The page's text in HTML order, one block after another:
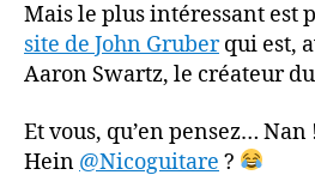
Mais le plus intéressant est
site de John Gruberqui est,
Aaron Swartz, le créateur
Et vous, qu’en pensez… Nan
Hein @Nicoguitare ?